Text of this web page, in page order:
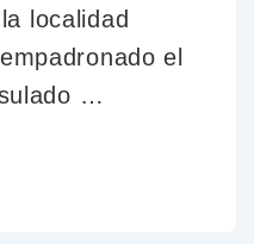
localidad
el
…